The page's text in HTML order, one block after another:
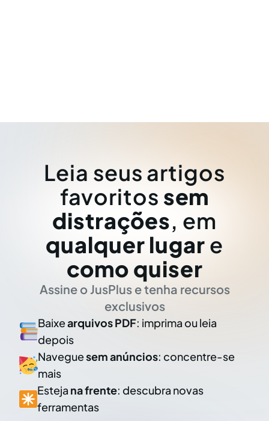
Leia seus artigos
favoritos sem
distrações, em
qualquer lugar e
como quiser
Assine o JusPlus e tenha recursos
exclusivos
Baixearquivos PDF: imprima ou leia
depois
Naveguesem anúncios: concentre-se
mais
Esteja na frente: descubra novas
ferramentas